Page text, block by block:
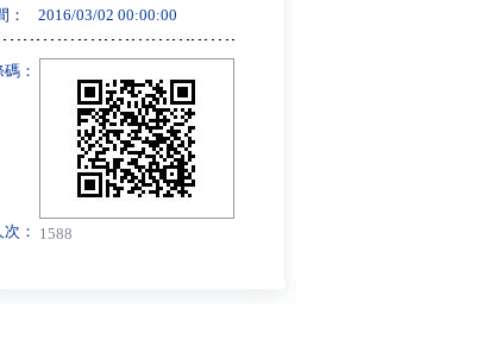
：
2016/03/02 00:00:00
：
： 1588